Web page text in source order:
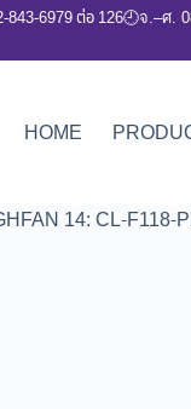
843-6979 ต่อ 126🕘จ.–ศ.
HOME